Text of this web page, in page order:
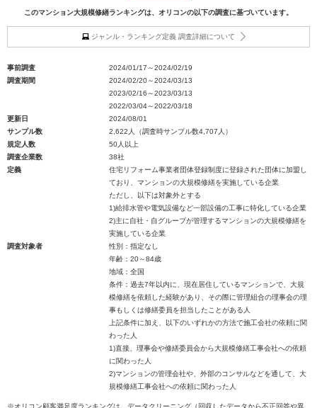
このマンション大規模修繕ランキングは、オリコンの以下の調査に基づいています。
ジャンル・ランキング定義 調査詳細について
事前調査
2024/01/17～2024/02/19
調査期間
2024/02/20～2024/03/13
2023/02/16～2023/03/13
2022/03/04～2022/03/18
更新日
2024/08/01
サンプル数
2,622人（調査時サンプル数4,707人）
規定人数
50人以上
調査企業数
38社
定義
住宅リフォーム事業者団体登録制度に登録された団体に加盟し
ており、マンションの大規模修繕を実施している企業
ただし、以下は対象外とする
1)給排水管や電気設備など一部設備の工事に特化している企業
2)主に自社・自グループが管理するマンションの大規模修繕を
実施している企業
調査対象者
性別：指定なし
年齢：20～84歳
地域：全国
条件：過去7年以内に、現在居住しているマンションで、大規
模修繕を依頼した経験があり、その際に管理組合の理事会の理
事もしくは修繕委員を担当したことがある人
上記条件に加え、以下のいずれかの方法で施工会社の依頼に関
わった人
1)直接、理事会や修繕委員会から大規模修繕工事会社への依頼
に関わった人
2)マンションの管理会社や、外部のコンサルなどを通して、大
規模修繕工事会社への依頼に関わった人